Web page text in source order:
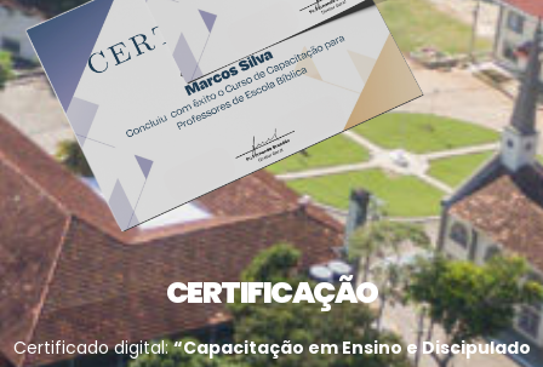
CERTIFICAÇÃO
Certificado digital:“Capacitação em Ensino e Discipulado